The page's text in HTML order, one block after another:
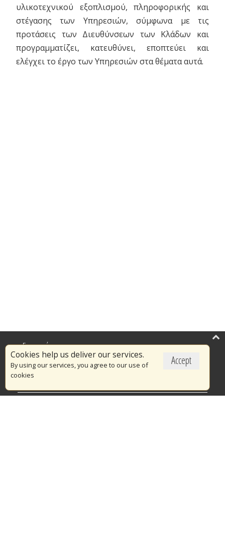
υλικοτεχνικού εξοπλισμού, πληροφορικής και
στέγασης των Υπηρεσιών, σύμφωνα με τις
προτάσεις των Διευθύνσεων των Κλάδων και
προγραμματίζει, κατευθύνει, εποπτεύει και
ελέγχει το έργο των Υπηρεσιών στα θέματα αυτά.
Accept
Cookies help us deliver our services.
By using our services, you agree to our use of
cookies
Επικαιρότητα
Το Πυροσβεστικό Σώμα